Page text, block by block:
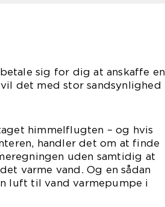
sig for dig at anskaffe en
det med stor sandsynlighed
himmelflugten – og hvis
handler det om at finde
uden samtidig at
varme vand. Og en sådan
luft til vand varmepumpe i